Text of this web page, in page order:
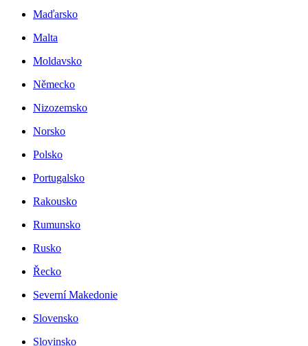
Maďarsko
Malta
Moldavsko
Německo
Nizozemsko
Norsko
Polsko
Portugalsko
Rakousko
Rumunsko
Rusko
Řecko
Severní Makedonie
Slovensko
Slovinsko